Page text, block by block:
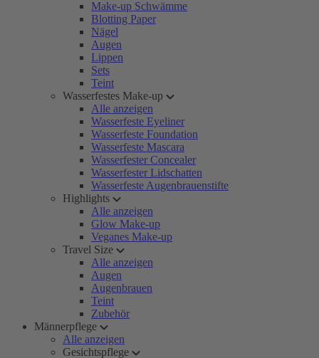
Make-up Schwämme
Blotting Paper
Nägel
Augen
Lippen
Sets
Teint
Wasserfestes Make-up
Alle anzeigen
Wasserfeste Eyeliner
Wasserfeste Foundation
Wasserfeste Mascara
Wasserfester Concealer
Wasserfester Lidschatten
Wasserfeste Augenbrauenstifte
Highlights
Alle anzeigen
Glow Make-up
Veganes Make-up
Travel Size
Alle anzeigen
Augen
Augenbrauen
Teint
Zubehör
Männerpflege
Alle anzeigen
Gesichtspflege